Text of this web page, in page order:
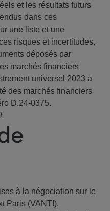
et les résultats futurs
dans ces
une liste et une
risques et incertitudes,
déposés par
marchés financiers
universel 2023 a
des marchés financiers
D.24-0375.
à la négociation sur le
Paris (VANTI).